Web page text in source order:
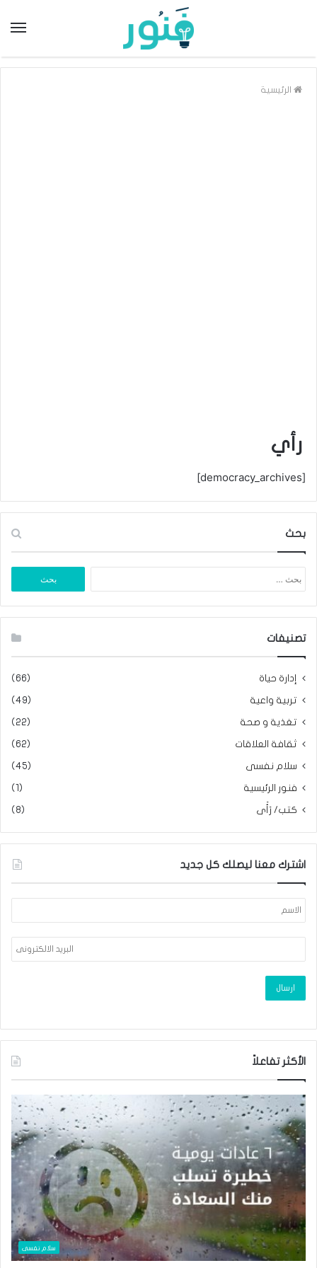
الرئيسية
رأي
[democracy_archives]
بحث
عن:
تصنيفات
إدارة حياة (66)
تربية واعية (49)
تغذية و صحة (22)
ثقافة العلاقات (62)
سلام نفسى (45)
فنور الرئيسية (1)
كتب/ رَأَى (8)
اشترك معنا ليصلك كل جديد
الأكثر تفاعلاً
سلام نفسى